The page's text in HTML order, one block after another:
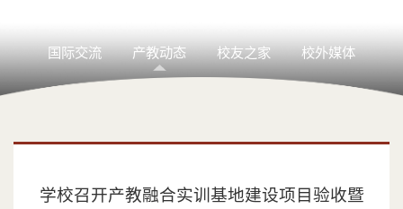
国际交流 产教动态 校友之家 校外媒体
学校召开产教融合实训基地建设项目验收暨